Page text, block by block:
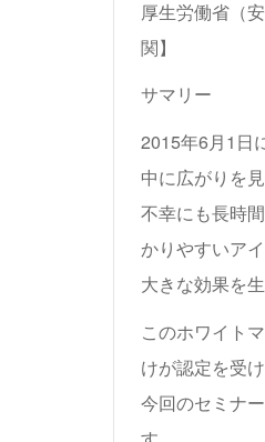
厚生労働省（
関】
サマリー
2015年6月1日
中に広がりを
不幸にも長時
かりやすいア
大きな効果を
このホワイト
けが認定を受
今回のセミナ